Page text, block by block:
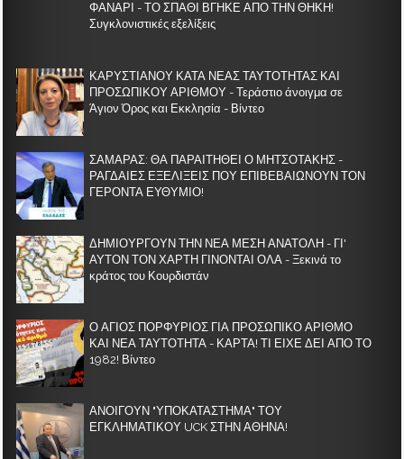
ΦΑΝΑΡΙ - ΤΟ ΣΠΑΘΙ ΒΓΗΚΕ ΑΠΟ ΤΗΝ ΘΗΚΗ!
Συγκλονιστικές εξελίξεις
ΚΑΡΥΣΤΙΑΝΟΥ ΚΑΤΑ ΝΕΑΣ ΤΑΥΤΟΤΗΤΑΣ ΚΑΙ
ΠΡΟΣΩΠΙΚΟΥ ΑΡΙΘΜΟΥ - Τεράστιο άνοιγμα σε
Άγιον Όρος και Εκκλησία - Βίντεο
ΣΑΜΑΡΑΣ: ΘΑ ΠΑΡΑΙΤΗΘΕΙ Ο ΜΗΤΣΟΤΑΚΗΣ -
ΡΑΓΔΑΙΕΣ ΕΞΕΛΙΞΕΙΣ ΠΟΥ ΕΠΙΒΕΒΑΙΩΝΟΥΝ ΤΟΝ
ΓΕΡΟΝΤΑ ΕΥΘΥΜΙΟ!
ΔΗΜΙΟΥΡΓΟΥΝ ΤΗΝ ΝΕΑ ΜΕΣΗ ΑΝΑΤΟΛΗ - ΓΙ'
ΑΥΤΟΝ ΤΟΝ ΧΑΡΤΗ ΓΙΝΟΝΤΑΙ ΟΛΑ - Ξεκινά το
κράτος του Κουρδιστάν
Ο ΑΓΙΟΣ ΠΟΡΦΥΡΙΟΣ ΓΙΑ ΠΡΟΣΩΠΙΚΟ ΑΡΙΘΜΟ
ΚΑΙ ΝΕΑ ΤΑΥΤΟΤΗΤΑ - ΚΑΡΤΑ! ΤΙ ΕΙΧΕ ΔΕΙ ΑΠΟ ΤΟ
1982! Βίντεο
ΑΝΟΙΓΟΥΝ "ΥΠΟΚΑΤΑΣΤΗΜΑ" ΤΟΥ
ΕΓΚΛΗΜΑΤΙΚΟΥ UCK ΣΤΗΝ ΑΘΗΝΑ!